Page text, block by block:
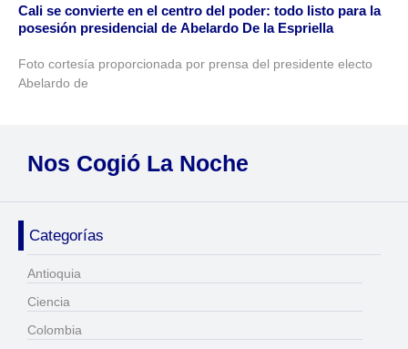
Cali se convierte en el centro del poder: todo listo para la
posesión presidencial de Abelardo De la Espriella
Foto cortesía proporcionada por prensa del presidente electo
Abelardo de
Nos Cogió La Noche
Categorías
Antioquia
Ciencia
Colombia